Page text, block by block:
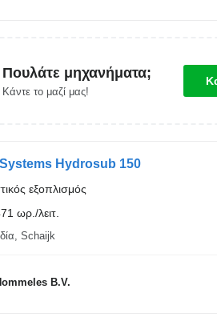
Πουλάτε μηχανήματα;
Κάντε το μαζί μας!
Hydrosub 150
εξοπλισμός
ωρ./λειτ.
Schaijk
B.V.